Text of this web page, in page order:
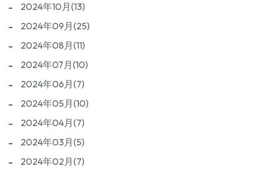
2024年10月(13)
2024年09月(25)
2024年08月(11)
2024年07月(10)
2024年06月(7)
2024年05月(10)
2024年04月(7)
2024年03月(5)
2024年02月(7)